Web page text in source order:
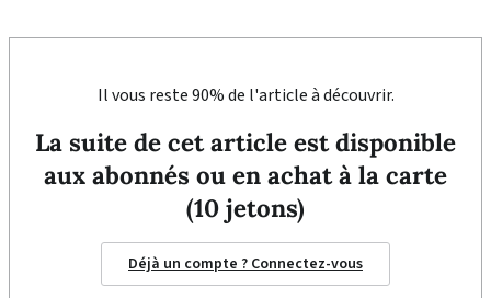
Il vous reste 90% de l'article à découvrir.
La suite de cet article est disponible
aux abonnés ou en achat à la carte
(10 jetons)
Déjà un compte ? Connectez-vous